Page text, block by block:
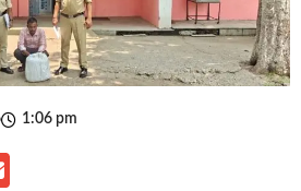
1:06 pm